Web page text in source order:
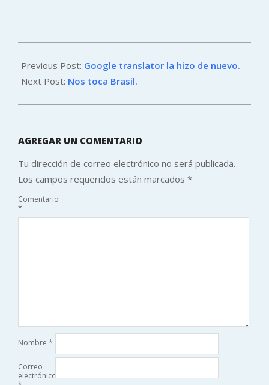
06-
19
Previous Post: Google translator la hizo de nuevo.
Next Post: Nos toca Brasil.
AGREGAR UN COMENTARIO
Tu dirección de correo electrónico no será publicada.
Los campos requeridos están marcados *
Comentario
*
Nombre *
Correo
electrónico